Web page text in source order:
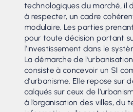
technologiques du marché, il
à respecter, un cadre
modulaire. Les parties
pour toute décision portant
l’investissement dans le
La démarche de
consiste à concevoir un SI
d’urbanisme. Elle repose sur
calqués sur ceux de
à l’organisation des villes, du